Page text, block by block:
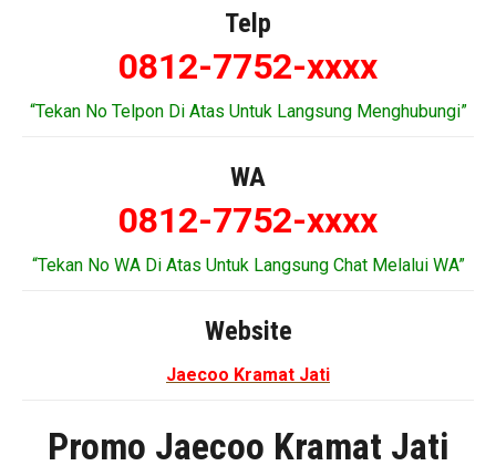
Telp
0812-7752-xxxx
“Tekan No Telpon Di Atas Untuk Langsung Menghubungi”
WA
0812-7752-xxxx
“Tekan No WA Di Atas Untuk Langsung Chat Melalui WA”
Website
Jaecoo Kramat Jati
Promo Jaecoo Kramat Jati